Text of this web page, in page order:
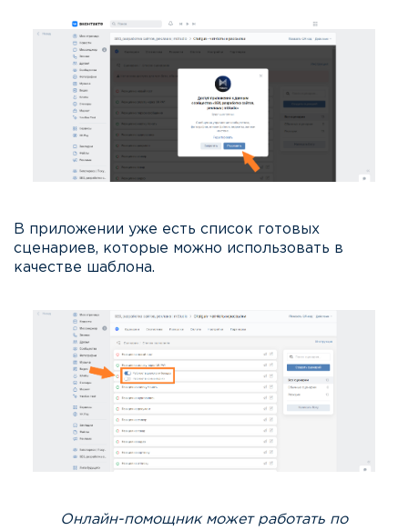
В приложении уже есть список готовых
сценариев, которые можно использовать в
качестве шаблона.
Онлайн-помощник может работать по